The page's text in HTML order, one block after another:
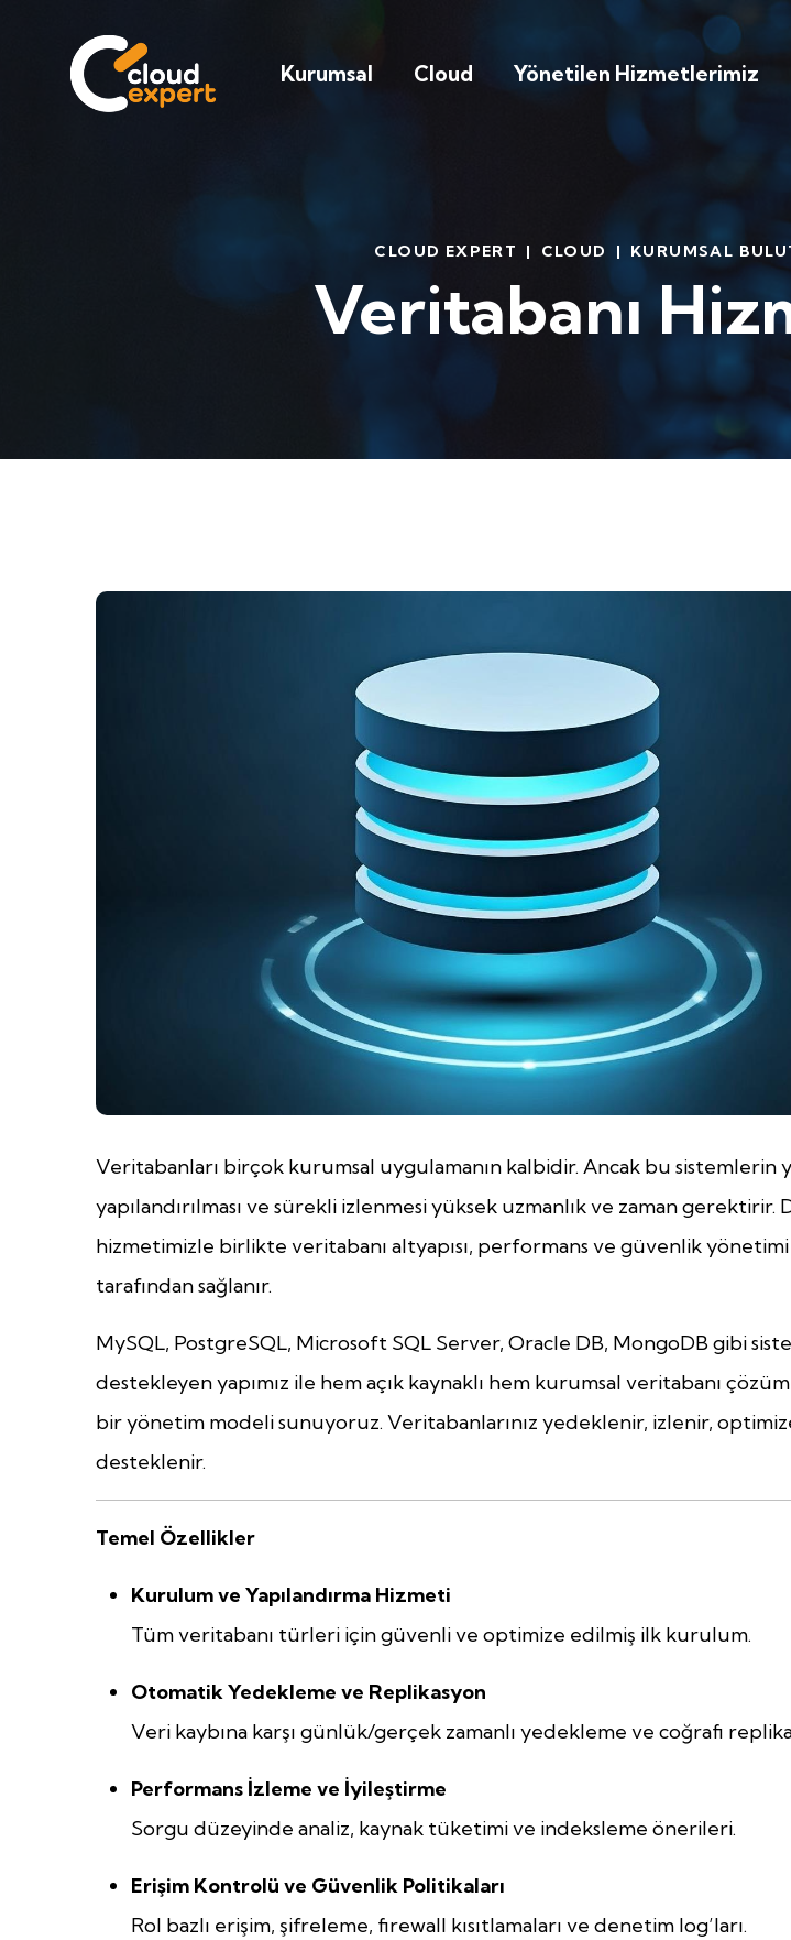
Kurumsal Cloud Yönetilen Hizmetlerimiz
CLOUD EXPERT | CLOUD | KURUMSAL
Veritabanı
Veritabanları birçok kurumsal uygulamanın kalbidir. Ancak bu sistemlerin
yapılandırılması ve sürekli izlenmesi yüksek uzmanlık ve zaman gerektirir.
hizmetimizle birlikte veritabanı altyapısı, performans ve güvenlik
tarafından sağlanır.
MySQL, PostgreSQL, Microsoft SQL Server, Oracle DB, MongoDB gibi
destekleyen yapımız ile hem açık kaynaklı hem kurumsal veritabanı
bir yönetim modeli sunuyoruz. Veritabanlarınız yedeklenir, izlenir,
desteklenir.
Temel Özellikler
Kurulum ve Yapılandırma Hizmeti
Tüm veritabanı türleri için güvenli ve optimize edilmiş ilk kurulum.
Otomatik Yedekleme ve Replikasyon
Veri kaybına karşı günlük/gerçek zamanlı yedekleme ve coğrafi
Performans İzleme ve İyileştirme
Sorgu düzeyinde analiz, kaynak tüketimi ve indeksleme önerileri.
Erişim Kontrolü ve Güvenlik Politikaları
Rol bazlı erişim, şifreleme, firewall kısıtlamaları ve denetim log’ları.